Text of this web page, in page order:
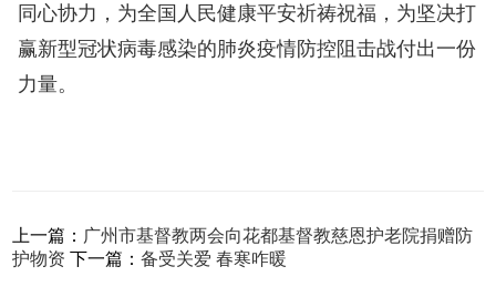
同心协力，为全国人民健康平安祈祷祝福，为坚决打
赢新型冠状病毒感染的肺炎疫情防控阻击战付出一份
力量。
上一篇： 广州市基督教两会向花都基督教慈恩护老院捐赠防
护物资 下一篇：备受关爱 春寒咋暖